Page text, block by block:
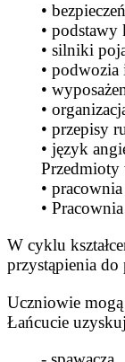
•
• podstawy
• silniki
•
•
•
• przepisy
• język
Przedmioty
•
•
W cyklu
przystąpienia
Uczniowie
Łańcucie